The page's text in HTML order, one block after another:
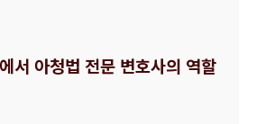
서 아청법 전문 변호사의 역할